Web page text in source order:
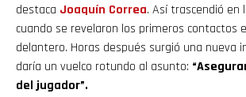
destaca Joaquín Correa. Así trascendió en
cuando se revelaron los primeros contactos
delantero. Horas después surgió una nueva
daría un vuelco rotundo al asunto:
del jugador”.